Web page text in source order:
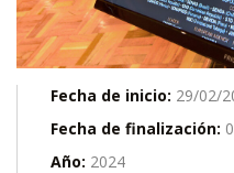
Fecha de inicio: 29/02/
Fecha de finalización:
Año: 2024